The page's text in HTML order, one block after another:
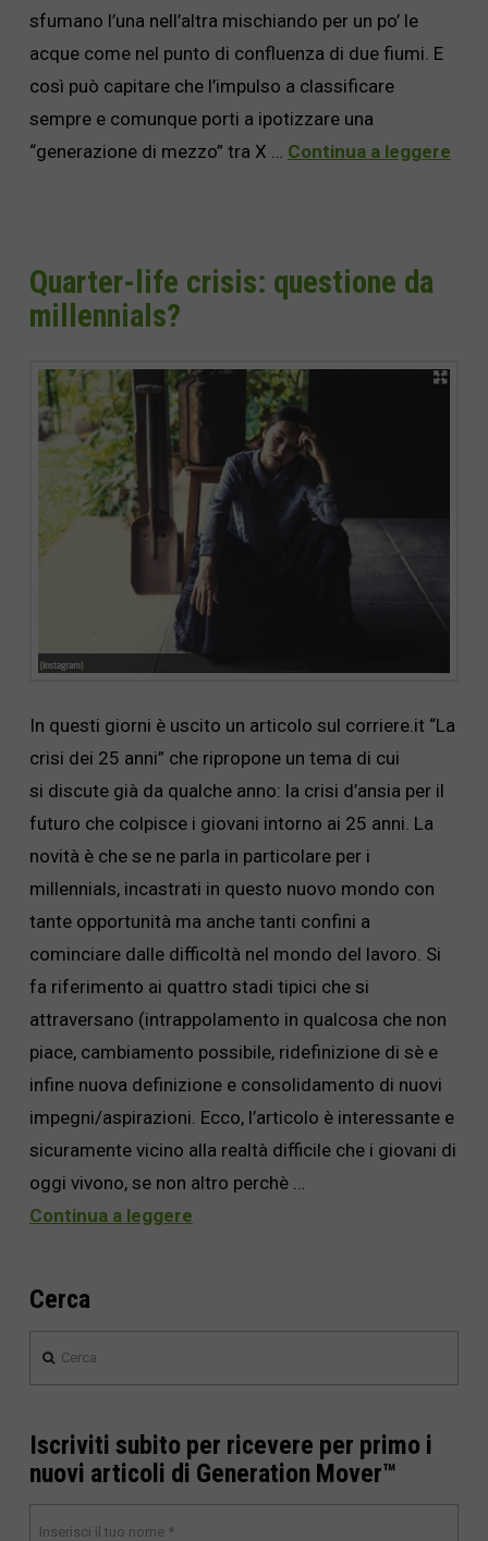
sfumano l’una nell’altra mischiando per un po’ le
acque come nel punto di confluenza di due fiumi. E
così può capitare che l’impulso a classificare
sempre e comunque porti a ipotizzare una
“generazione di mezzo” tra X … Continua a leggere
Quarter-life crisis: questione da
millennials?
In questi giorni è uscito un articolo sul corriere.it “La
crisi dei 25 anni” che ripropone un tema di cui
si discute già da qualche anno: la crisi d’ansia per il
futuro che colpisce i giovani intorno ai 25 anni. La
novità è che se ne parla in particolare per i
millennials, incastrati in questo nuovo mondo con
tante opportunità ma anche tanti confini a
cominciare dalle difficoltà nel mondo del lavoro. Si
fa riferimento ai quattro stadi tipici che si
attraversano (intrappolamento in qualcosa che non
piace, cambiamento possibile, ridefinizione di sè e
infine nuova definizione e consolidamento di nuovi
impegni/aspirazioni. Ecco, l’articolo è interessante e
sicuramente vicino alla realtà difficile che i giovani di
oggi vivono, se non altro perchè …
Continua a leggere
Cerca
Iscriviti subito per ricevere per primo i
nuovi articoli di Generation Mover™